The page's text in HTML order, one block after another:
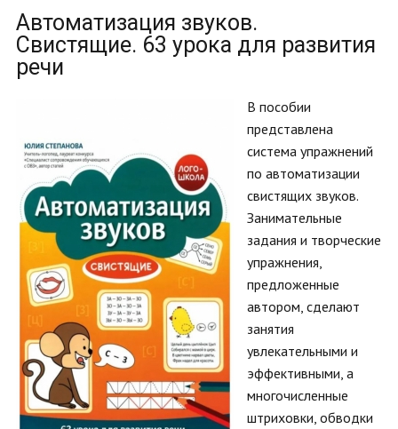
Автоматизация звуков.
Свистящие. 63 урока для развития
речи
В пособии
представлена
система упражнений
по автоматизации
свистящих звуков.
Занимательные
задания и творческие
упражнения,
предложенные
автором, сделают
занятия
увлекательными и
эффективными, а
многочисленные
штриховки, обводки